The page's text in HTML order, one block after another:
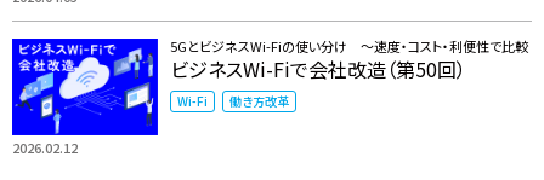
2026.02.12
5GとビジネスWi-Fiの使い分け ～速度・コスト・利便性で比較
ビジネスWi-Fiで会社改造（第50回）
Wi-Fi 働き方改革